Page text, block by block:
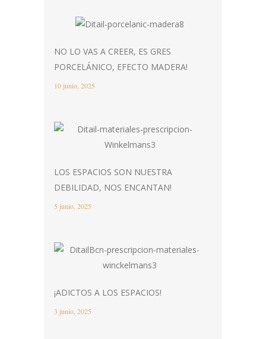
NO LO VAS A CREER, ES GRES
PORCELÁNICO, EFECTO MADERA!
10 junio, 2025
LOS ESPACIOS SON NUESTRA
DEBILIDAD, NOS ENCANTAN!
5 junio, 2025
¡ADICTOS A LOS ESPACIOS!
3 junio, 2025